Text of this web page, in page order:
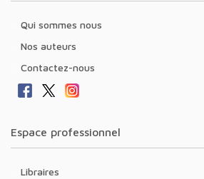
Qui sommes nous
Nos auteurs
Contactez-nous
Espace professionnel
Libraires